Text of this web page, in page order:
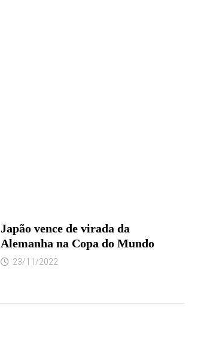
Japão vence de virada da
Alemanha na Copa do Mundo
23/11/2022